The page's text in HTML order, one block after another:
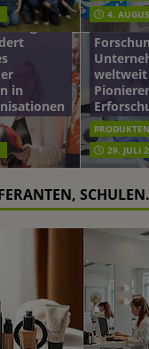
4.
tag: dm
in
weltweit
29. JULI